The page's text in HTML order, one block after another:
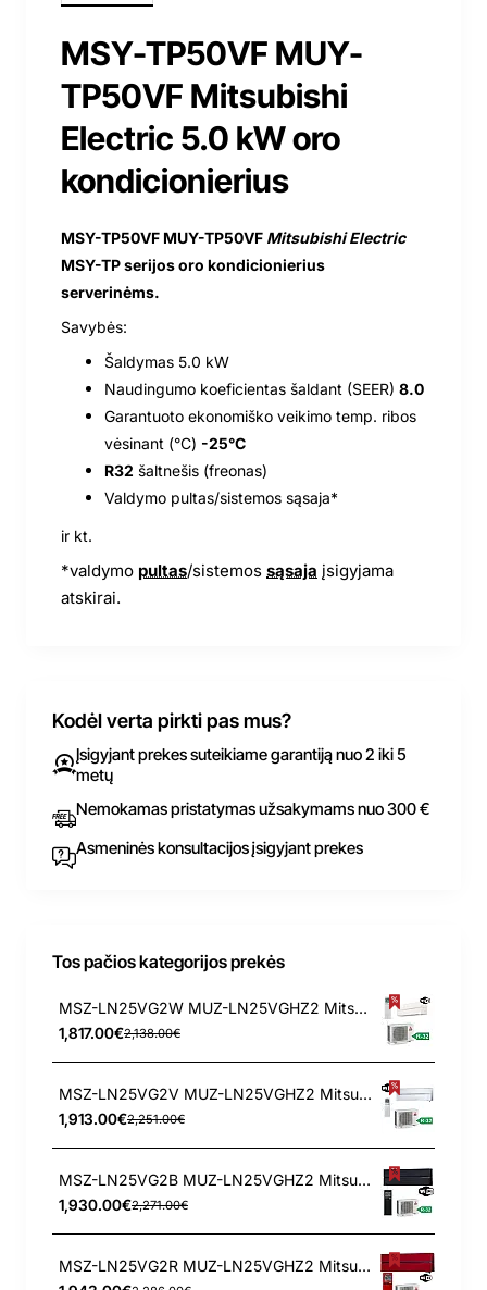
MSY-TP50VF MUY-
TP50VF Mitsubishi
Electric 5.0 kW oro
kondicionierius
MSY-TP50VF MUY-TP50VF Mitsubishi Electric
MSY-TP serijos oro kondicionierius
serverinėms.
Savybės:
Šaldymas 5.0 kW
Naudingumo koeficientas šaldant (SEER) 8.0
Garantuoto ekonomiško veikimo temp. ribos
vėsinant (°C) -25°C
R32 šaltnešis (freonas)
Valdymo pultas/sistemos sąsaja*
ir kt.
*valdymo pultas/sistemos sąsaja įsigyjama
atskirai.
Kodėl verta pirkti pas mus?
Įsigyjant prekes suteikiame garantiją nuo 2 iki 5
metų
Nemokamas pristatymas užsakymams nuo 300 €
Asmeninės konsultacijos įsigyjant prekes
Tos pačios kategorijos prekės
MSZ-LN25VG2W MUZ-LN25VGHZ2 Mitsubishi Electric 2.5/3.2 kW oro kondicionierius - šilumos siurblys
1,817.00€2,138.00€
MSZ-LN25VG2V MUZ-LN25VGHZ2 Mitsubishi Electric 2.5/3.2 kW oro kondicionierius - šilumos siurblys
1,913.00€2,251.00€
MSZ-LN25VG2B MUZ-LN25VGHZ2 Mitsubishi Electric 2.5/3.2 kW oro kondicionierius - šilumos siurblys
1,930.00€2,271.00€
MSZ-LN25VG2R MUZ-LN25VGHZ2 Mitsubishi Electric 2.5/3.2 kW oro kondicionierius - šilumos siurblys